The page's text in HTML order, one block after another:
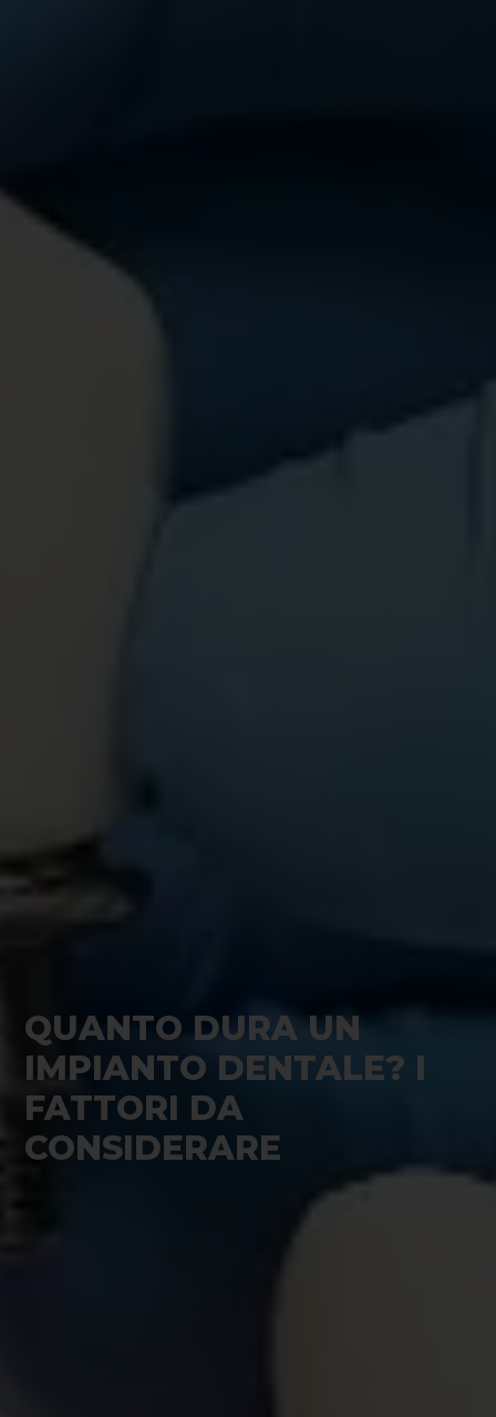
QUANTO DURA UN
IMPIANTO DENTALE? I
FATTORI DA
CONSIDERARE